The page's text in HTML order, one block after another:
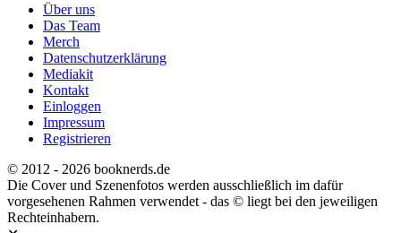
Über uns
Das Team
Merch
Datenschutzerklärung
Mediakit
Kontakt
Einloggen
Impressum
Registrieren
© 2012 - 2026 booknerds.de
Die Cover und Szenenfotos werden ausschließlich im dafür
vorgesehenen Rahmen verwendet - das © liegt bei den jeweiligen
Rechteinhabern.